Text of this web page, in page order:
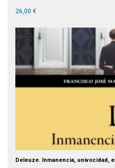
26,00 €
Deleuze. Inmanencia, univocidad,